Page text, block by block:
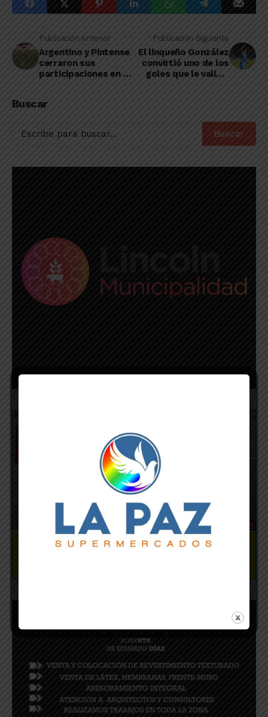
Publicación Anterior
Argentino y Pintense
cerraron sus
participaciones en el
Publicación Siguiente
El linqueño González
convirtió uno de los
goles que le valió a
Buscar
Buscar